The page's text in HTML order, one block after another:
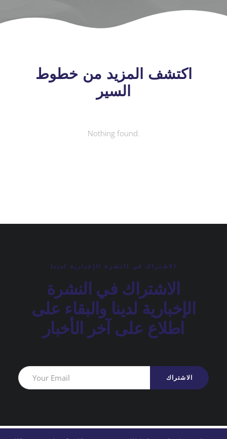
اكتشف المزيد من خطوط
السير
Nothing found.
الاشتراك في النشرة الإخبارية لدينا
الاشتراك في النشرة
الإخبارية لدينا والبقاء على
اطلاع على آخر الأخبار